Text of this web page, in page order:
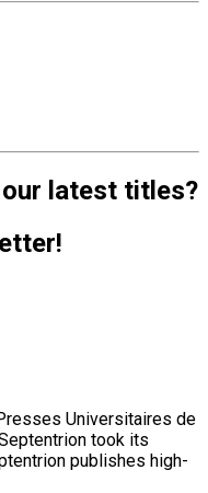
latest titles?
Universitaires de
took its
publishes high-